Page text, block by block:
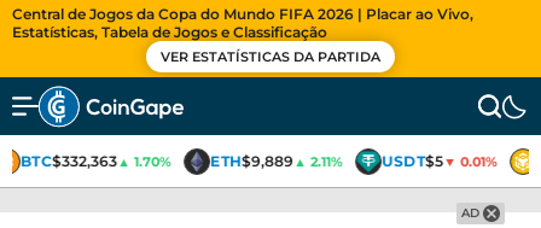
Central de Jogos da Copa do Mundo FIFA 2026 | Placar ao Vivo,
Estatísticas, Tabela de Jogos e Classificação
VER ESTATÍSTICAS DA PARTIDA
BTC$332,363▲ 1.70% ETH$9,889▲ 2.11% USDT$5▼ 0.01%
AD